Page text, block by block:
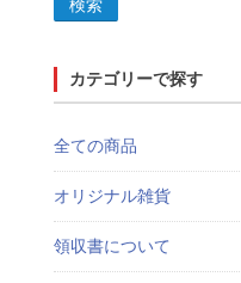
カテゴリーで探す
全ての商品
オリジナル雑貨
領収書について